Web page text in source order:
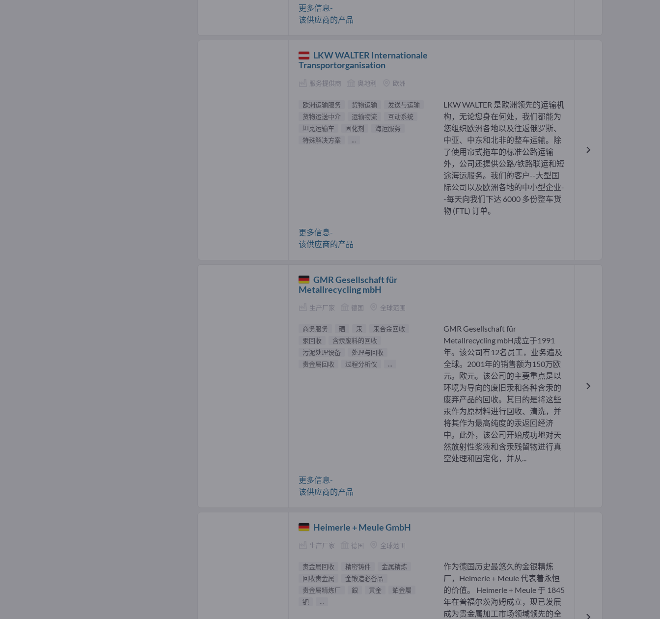
更多信息-
该供应商的产品
LKW WALTER Internationale
Transportorganisation
服务提供商 奥地利 欧洲
欧洲运输服务 货物运输
发送与运输
货物运送中介
运输物流
互动系统
坦克运输车
固化剂
海运服务
特殊解决方案
...
LKW WALTER 是欧洲领先的运输机
构，无论您身在何处，我们都能为
您组织欧洲各地以及往返俄罗斯、
中亚、中东和北非的整车运输。除
了使用帘式拖车的标准公路运输
外，公司还提供公路/铁路联运和短
途海运服务。我们的客户--大型国
际公司以及欧洲各地的中小型企业-
-每天向我们下达 6000 多份整车货
物 (FTL) 订单。
更多信息-
该供应商的产品
GMR Gesellschaft für
Metallrecycling mbH
生产厂家 德国 全球范围
商务服务 硒 汞
汞合金回收
汞回收
含汞废料的回收
污泥处理设备
处理与回收
贵金属回收
过程分析仪 ...
GMR Gesellschaft für
Metallrecycling mbH成立于1991
年。该公司有12名员工，业务遍及
全球。2001年的销售额为150万欧
元。欧元。该公司的主要重点是以
环境为导向的废旧汞和各种含汞的
废弃产品的回收。其目的是将这些
汞作为原材料进行回收、清洗，并
将其作为最高纯度的汞返回经济
中。此外，该公司开始成功地对天
然放射性浆液和含汞残留物进行真
空处理和固定化，并从...
更多信息-
该供应商的产品
Heimerle + Meule GmbH
生产厂家 德国 全球范围
贵金属回收 精密铸件
金属精炼
回收贵金属
金锻造必备品
贵金属精炼厂
銀 黄金
鉑金屬
钯
...
作为德国历史最悠久的金银精炼
厂，Heimerle + Meule 代表着永恒
的价值。 Heimerle + Meule 于 1845
年在普福尔茨海姆成立，现已发展
成为贵金属加工市场领域领先的全